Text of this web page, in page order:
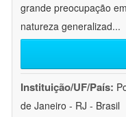
grande preocupação
natureza generalizad...
Instituição/UF/País:
de Janeiro - RJ - Brasil